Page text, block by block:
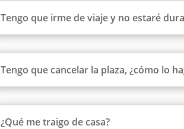
Tengo que irme de viaje y no estaré
Tengo que cancelar la plaza, ¿cómo lo
¿Qué me traigo de casa?